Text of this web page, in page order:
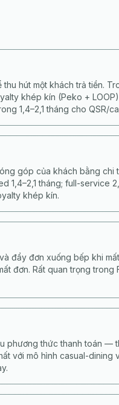
hút một khách trả tiền.
khép kín (Peko +
1,4–2,1 tháng cho QSR/
góp của khách bằng chi
1,4–2,1 tháng; full-service
khép kín.
đẩy đơn xuống bếp khi
đơn. Rất quan trọng trong
phương thức thanh toán —
với mô hình casual-dining